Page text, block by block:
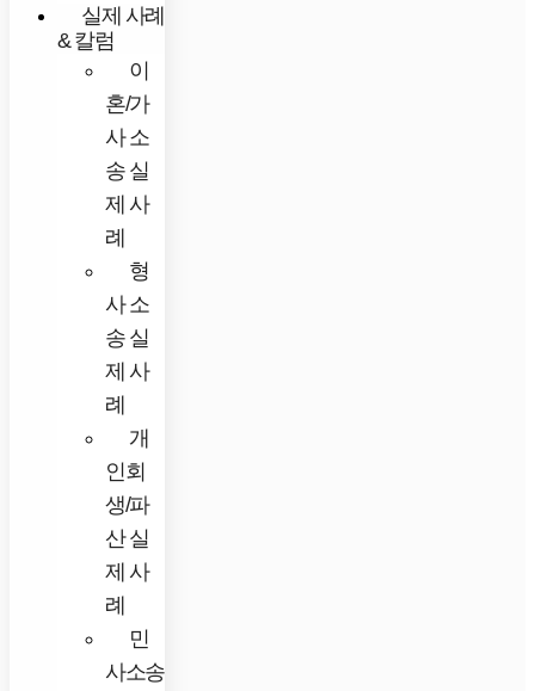
실제 사례
& 칼럼
이
혼/가
사 소
송 실
제 사
례
형
사 소
송 실
제 사
례
개
인회
생/파
산 실
제 사
례
민
사소송